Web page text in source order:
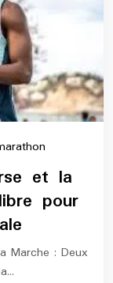
europe-
marathon
et la
pour
Marche : Deux